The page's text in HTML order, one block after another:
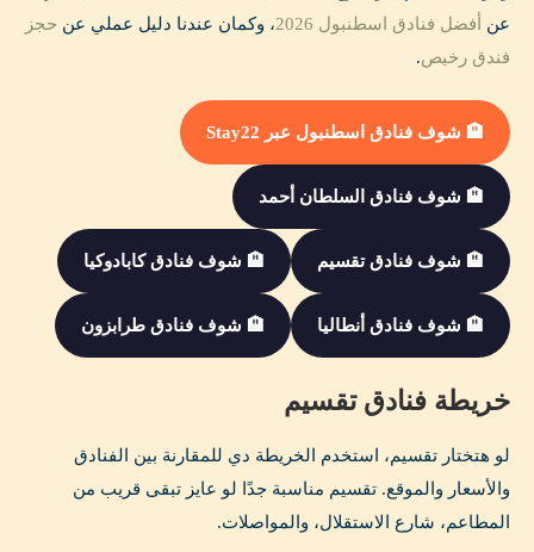
عن
أفضل فنادق اسطنبول 2026 ، وكمان عندنا دليل عملي عن حجز
فندق رخيص.
🏨 شوف فنادق اسطنبول عبر Stay22
🏨 شوف فنادق السلطان أحمد
🏨 شوف فنادق تقسيم 🏨 شوف فنادق كابادوكيا
🏨 شوف فنادق أنطاليا 🏨 شوف فنادق طرابزون
خريطة فنادق تقسيم
لو هتختار تقسيم، استخدم الخريطة دي للمقارنة بين الفنادق
والأسعار والموقع. تقسيم مناسبة جدًا لو عايز تبقى قريب من
المطاعم، شارع الاستقلال، والمواصلات.